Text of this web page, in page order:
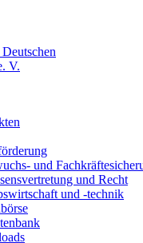
V.
und
und Recht
und -technik